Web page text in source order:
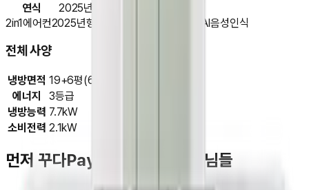
연식
2025년
2in1에어컨2025년형 AI음성인식
전체 사양
냉방면적 19+6평(62.6+18.7㎡)
에너지
3등급
냉방능력 7.7kW
소비전력 2.1kW
먼저 꾸다Pay를 이용하신 고객님들